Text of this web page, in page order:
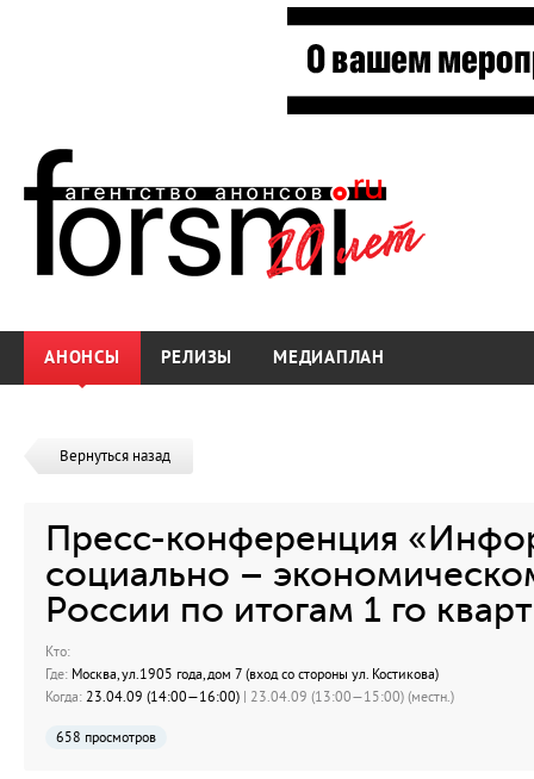
АНОНСЫ РЕЛИЗЫ МЕДИАПЛАН
Вернуться назад
Пресс-конференция
социально –
России по итогам 1 го
Кто:
Где: Москва, ул.1905 года, дом 7 (вход со стороны ул. Костикова)
Когда: 23.04.09 (14:00—16:00) | 23.04.09 (13:00—15:00) (местн.)
658 просмотров